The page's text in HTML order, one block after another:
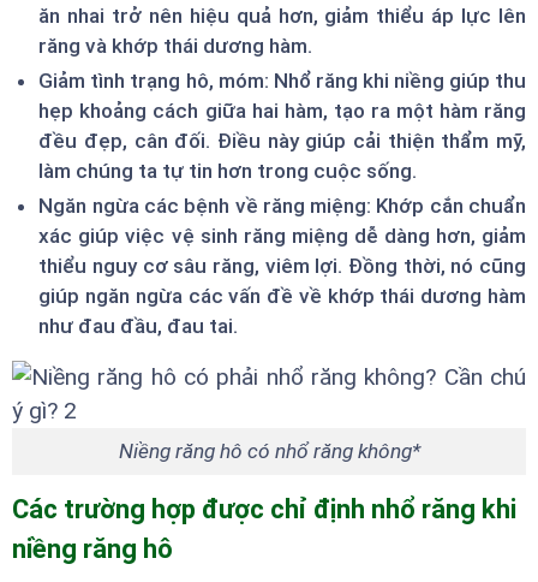
ăn nhai trở nên hiệu quả hơn, giảm thiểu áp lực lên
răng và khớp thái dương hàm.
Giảm tình trạng hô, móm: Nhổ răng khi niềng giúp thu
hẹp khoảng cách giữa hai hàm, tạo ra một hàm răng
đều đẹp, cân đối. Điều này giúp cải thiện thẩm mỹ,
làm chúng ta tự tin hơn trong cuộc sống.
Ngăn ngừa các bệnh về răng miệng: Khớp cắn chuẩn
xác giúp việc vệ sinh răng miệng dễ dàng hơn, giảm
thiểu nguy cơ sâu răng, viêm lợi. Đồng thời, nó cũng
giúp ngăn ngừa các vấn đề về khớp thái dương hàm
như đau đầu, đau tai.
Niềng răng hô có nhổ răng không*
Các trường hợp được chỉ định nhổ răng khi
niềng răng hô